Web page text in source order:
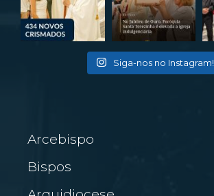
Siga-nos no Instagram!
Arcebispo
Bispos